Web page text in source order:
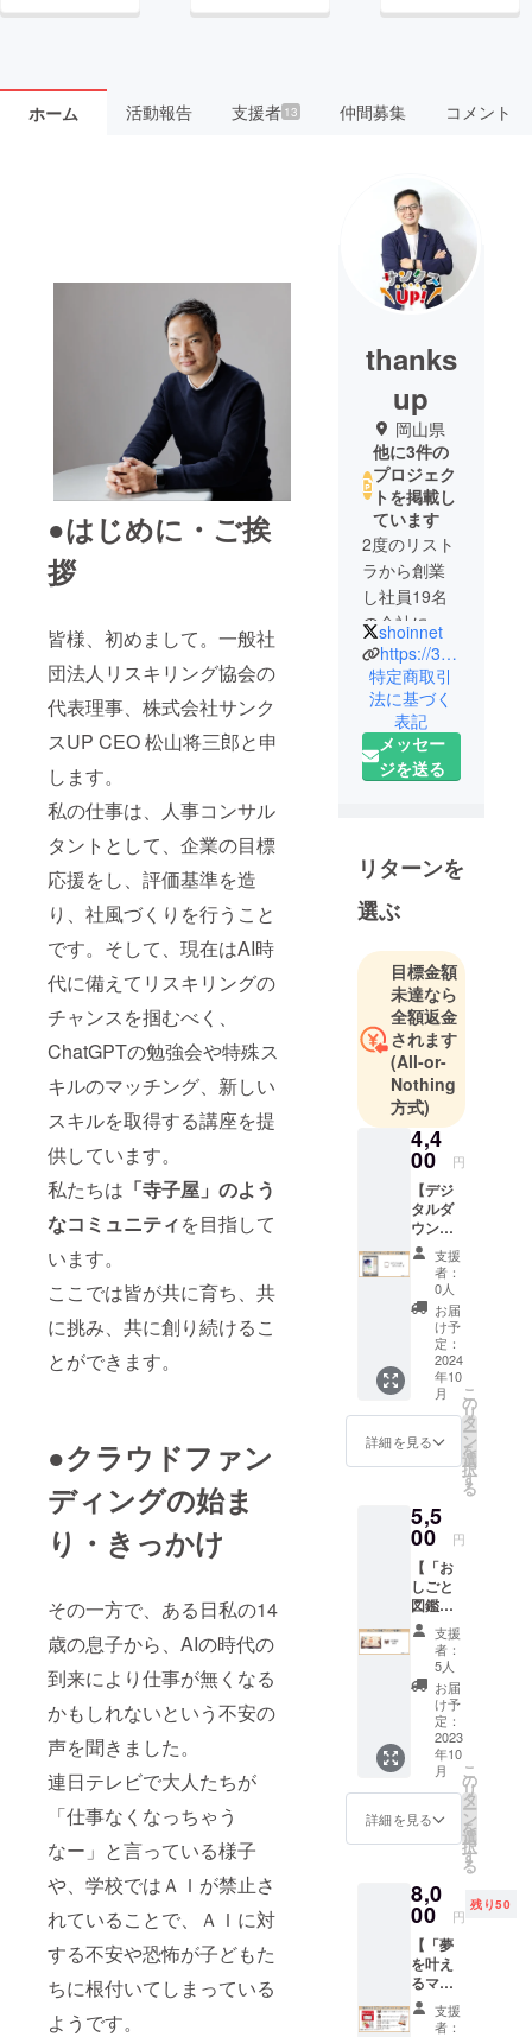
ホーム 活動報告 支援者 13 仲間募集 コメント
●はじめに・ご挨
拶
皆様、初めまして。一般社
団法人リスキリング協会の
代表理事、株式会社サンク
スUP CEO 松山将三郎と申
します。
私の仕事は、人事コンサル
タントとして、企業の目標
応援をし、評価基準を造
り、社風づくりを行うこと
です。そして、現在はAI時
代に備えてリスキリングの
チャンスを掴むべく、
ChatGPTの勉強会や特殊ス
キルのマッチング、新しい
スキルを取得する講座を提
供しています。
私たちは 「寺子屋」のよう
なコミュニティを目指して
います。
ここでは皆が共に育ち、共
に挑み、共に創り続けるこ
とができます。
●クラウドファン
ディングの始ま
り・きっかけ
その一方で、ある日私の14
歳の息子から、AIの時代の
到来により仕事が無くなる
かもしれないという不安の
声を聞きました。
連日テレビで大人たちが
「仕事なくなっちゃう
なー」と言っている様子
や、学校ではＡＩが禁止さ
れていることで、ＡＩに対
する不安や恐怖が子どもた
ちに根付いてしまっている
ようです。
thanks
up
岡山県
他に3件の
プロジェク
トを掲載し
ています
2度のリスト
ラから創業
し社員19名
の会社に。
元ゲーム設
計者の経験
を生かし、
減点なし加
点のみで褒
め合う評価
shoinnet
https://39s-up.com/
特定商取引
法に基づく
表記
メッセー
ジを送る
リターンを
選ぶ
目標金額
未達なら
全額返金
されます
(All-or-
Nothing
方式)
4,4
00 円
【デジ
タルダ
ウン
ロード
版「お
しごと
図
鑑」】 :
電子版
「おし
ごと図
鑑」を
ダウン
ロード
できま
キルや
AI時代
の仕事
を紹介
する電
子版
「おし
ごと図
鑑」を
ダウン
ロード
してい
ただけ
ます。
この図
鑑は、
幅広い
的に網
羅し、
ルの要
点を視
覚的に
捉える
ことが
支援
者：
0人
お届
け予
定：
2024
年10
月
詳細を見る
こ
の
リ
タ
ー
ン
を
選
択
す
る
5,5
00 円
【「お
しごと
図鑑」
プリン
ト版】 :
手に
取って
楽しめ
るプリ
ント版
の「お
しごと
図鑑」
を提供
しま
いてい
つでも
眺める
ことが
できる
「おし
ごと図
鑑」の
支援
者：
5人
お届
け予
定：
2023
年10
月
詳細を見る
こ
の
リ
タ
ー
ン
を
選
択
す
る
8,0
00 円
残り50
【「夢
を叶え
るマン
ダラ
チャー
支援
者：